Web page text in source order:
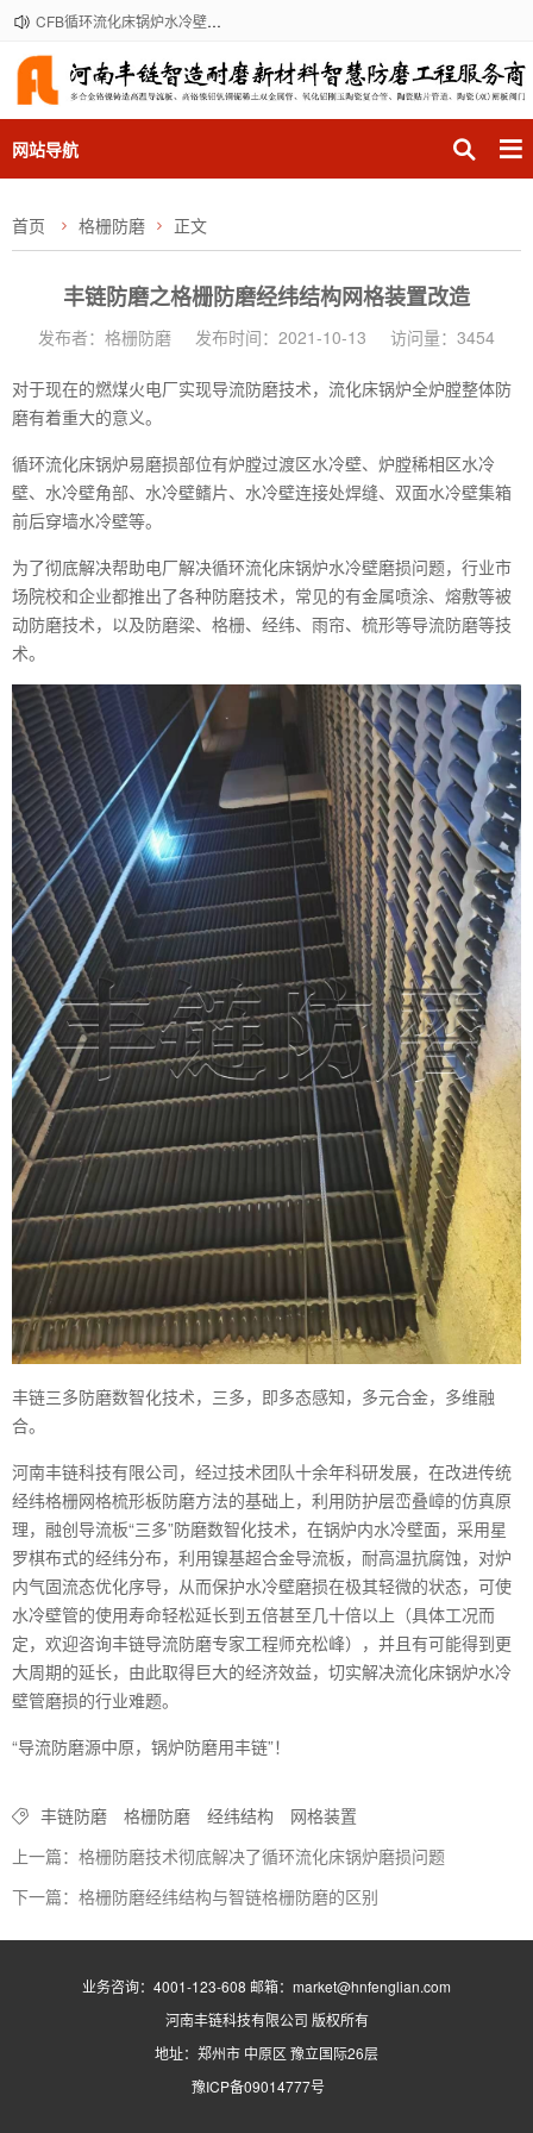
CFB循环流化床锅炉水冷壁受热面格栅防磨经纬防磨导流板防磨方案和实施服务厂商
网站导航
首页 格栅防磨 正文
丰链防磨之格栅防磨经纬结构网格装置改造
发布者：格栅防磨 发布时间：2021-10-13 访问量：3454
对于现在的燃煤火电厂实现导流防磨技术，流化床锅炉全炉膛整体防
磨有着重大的意义。
循环流化床锅炉易磨损部位有炉膛过渡区水冷壁、炉膛稀相区水冷
壁、水冷壁角部、水冷壁鳍片、水冷壁连接处焊缝、双面水冷壁集箱
前后穿墙水冷壁等。
为了彻底解决帮助电厂解决循环流化床锅炉水冷壁磨损问题，行业市
场院校和企业都推出了各种防磨技术，常见的有金属喷涂、熔敷等被
动防磨技术，以及防磨梁、格栅、经纬、雨帘、梳形等导流防磨等技
术。
丰链三多防磨数智化技术，三多，即多态感知，多元合金，多维融
合。
河南丰链科技有限公司，经过技术团队十余年科研发展，在改进传统
经纬格栅网格梳形板防磨方法的基础上，利用防护层峦叠嶂的仿真原
理，融创导流板“三多”防磨数智化技术，在锅炉内水冷壁面，采用星
罗棋布式的经纬分布，利用镍基超合金导流板，耐高温抗腐蚀，对炉
内气固流态优化序导，从而保护水冷壁磨损在极其轻微的状态，可使
水冷壁管的使用寿命轻松延长到五倍甚至几十倍以上（具体工况而
定，欢迎咨询丰链导流防磨专家工程师充松峰），并且有可能得到更
大周期的延长，由此取得巨大的经济效益，切实解决流化床锅炉水冷
壁管磨损的行业难题。
“导流防磨源中原，锅炉防磨用丰链”！
丰链防磨 格栅防磨 经纬结构
网格装置
上一篇：格栅防磨技术彻底解决了循环流化床锅炉磨损问题
下一篇：格栅防磨经纬结构与智链格栅防磨的区别
业务咨询：4001-123-608 邮箱：market@hnfenglian.com
河南丰链科技有限公司 版权所有
地址：郑州市 中原区 豫立国际26层
豫ICP备09014777号